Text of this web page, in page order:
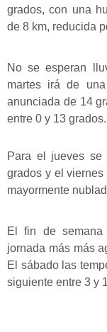
grados, con una
de 8 km, reducida
No se esperan
martes irá de
anunciada de 14
entre 0 y 13 grados.
Para el jueves se
grados y el
mayormente
El fin de semana
jornada más más
El sábado las
siguiente entre 3 y